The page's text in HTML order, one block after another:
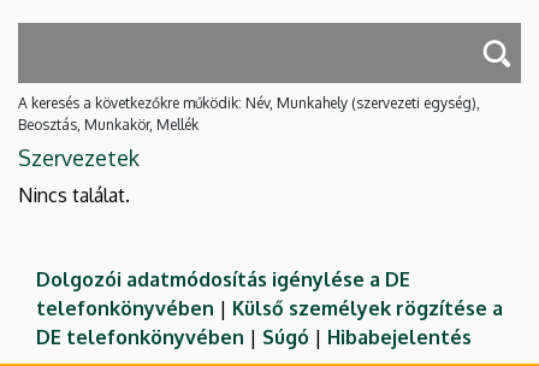
A keresés a következőkre működik: Név, Munkahely (szervezeti egység),
Beosztás, Munkakör, Mellék
Szervezetek
Nincs találat.
Dolgozói adatmódosítás igénylése a DE
telefonkönyvében | Külső személyek rögzítése a
DE telefonkönyvében | Súgó | Hibabejelentés